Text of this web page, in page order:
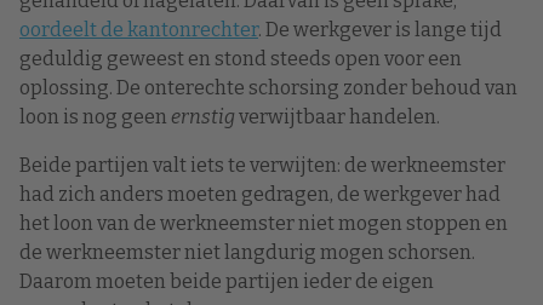
oordeelt de kantonrechter. De werkgever is lange tijd
geduldig geweest en stond steeds open voor een
oplossing. De onterechte schorsing zonder behoud van
loon is nog geen ernstig verwijtbaar handelen.
Beide partijen valt iets te verwijten: de werkneemster
had zich anders moeten gedragen, de werkgever had
het loon van de werkneemster niet mogen stoppen en
de werkneemster niet langdurig mogen schorsen.
Daarom moeten beide partijen ieder de eigen